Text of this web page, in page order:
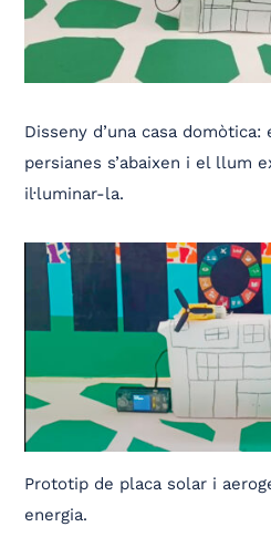
Disseny d’una casa
persianes s’abaixen i el llum
il·luminar-la.
Prototip de placa solar i
energia.